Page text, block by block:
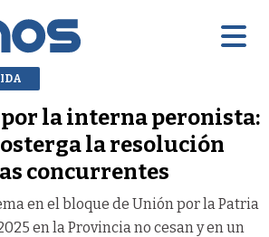
por la interna peronista:
la resolución
concurrentes
en el bloque de Unión por la Patria
en la Provincia no cesan y en un